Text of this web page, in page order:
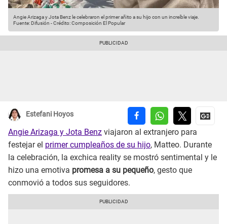
Angie Arizaga y Jota Benz le celebraron el primer añito a su hijo con un increíble viaje.
Fuente: Difusión -Crédito: Composición El Popular
Estefani Hoyos
Angie Arizaga y Jota Benz viajaron al extranjero para
festejar el primer cumpleaños de su hijo, Matteo. Durante
la celebración, la exchica reality se mostró sentimental y le
hizo una emotiva promesa a su pequeño, gesto que
conmovió a todos sus seguidores.